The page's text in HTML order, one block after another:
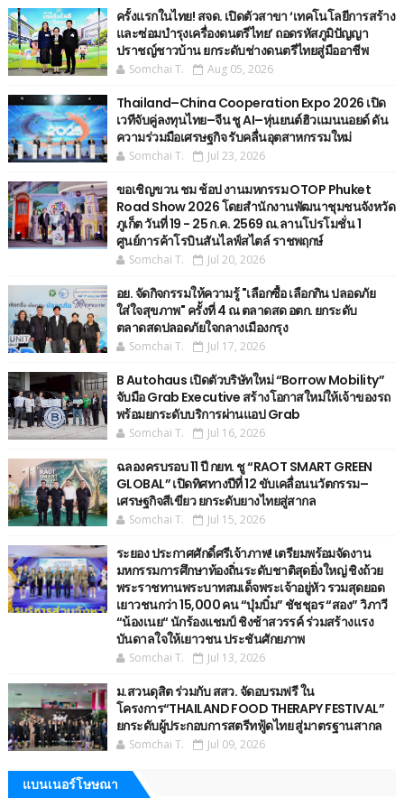
ครั้งแรกในไทย! สจด. เปิดตัวสาขา ‘เทคโนโลยีการสร้าง
และซ่อมบำรุงเครื่องดนตรีไทย’ ​ถอดรหัสภูมิปัญญา
ปราชญ์ชาวบ้าน ยกระดับช่างดนตรีไทยสู่มืออาชีพ
Somchai T. Aug 05, 2026
Thailand–China Cooperation Expo 2026 เปิด
เวทีจับคู่ลงทุนไทย–จีน ชู AI–หุ่นยนต์ฮิวแมนนอยด์ ดัน
ความร่วมมือเศรษฐกิจ รับคลื่นอุตสาหกรรมใหม่
Somchai T. Jul 23, 2026
ขอเชิญขวน ชม ช้อป งานมหกรรม OTOP Phuket
Road Show 2026 โดยสำนักงานพัฒนาชุมชนจังหวัด
ภูเก็ต วันที่ 19 - 25 ก.ค. 2569 ณ.ลานโปรโมชั่น 1
ศูนย์การค้าโรบินสันไลฟ์สไตล์ ราชพฤกษ์
Somchai T. Jul 20, 2026
อย. จัดกิจกรรมให้ความรู้ "เลือกซื้อ เลือกกิน ปลอดภัย
ใส่ใจสุขภาพ" ครั้งที่ 4 ณ ตลาดสด อตก. ยกระดับ
ตลาดสดปลอดภัยใจกลางเมืองกรุง
Somchai T. Jul 17, 2026
B Autohaus เปิดตัวบริษัทใหม่ “Borrow Mobility”
จับมือ Grab Executive สร้างโอกาสใหม่ให้เจ้าของรถ
พร้อมยกระดับบริการผ่านแอป Grab
Somchai T. Jul 16, 2026
ฉลองครบรอบ 11 ปี กยท. ชู “RAOT SMART GREEN
GLOBAL” เปิดทิศทางปีที่ 12 ขับเคลื่อนนวัตกรรม–
เศรษฐกิจสีเขียว ยกระดับยางไทยสู่สากล
Somchai T. Jul 15, 2026
ระยอง ประกาศศักดิ์ศรีเจ้าภาพ! เตรียมพร้อมจัดงาน
มหกรรมการศึกษาท้องถิ่นระดับชาติสุดยิ่งใหญ่ ชิงถ้วย
พระราชทานพระบาทสมเด็จพระเจ้าอยู่หัว รวมสุดยอด
เยาวชนกว่า 15,000 คน “บุ๋มบิ๋ม” ชัชชุอร “สอง” วิภาวี
“น้องเนย“ นักร้องแชมป์ ชิงช้าสวรรค์ ร่วมสร้างแรง
บันดาลใจให้เยาวชน ประชันศักยภาพ
Somchai T. Jul 13, 2026
ม.สวนดุสิต ร่วมกับ สสว. จัดอบรมฟรี ใน
โครงการ“THAILAND FOOD THERAPY FESTIVAL”
ยกระดับผู้ประกอบการสตรีทฟู้ดไทย สู่มาตรฐานสากล
Somchai T. Jul 09, 2026
แบนเนอร์โษษณา